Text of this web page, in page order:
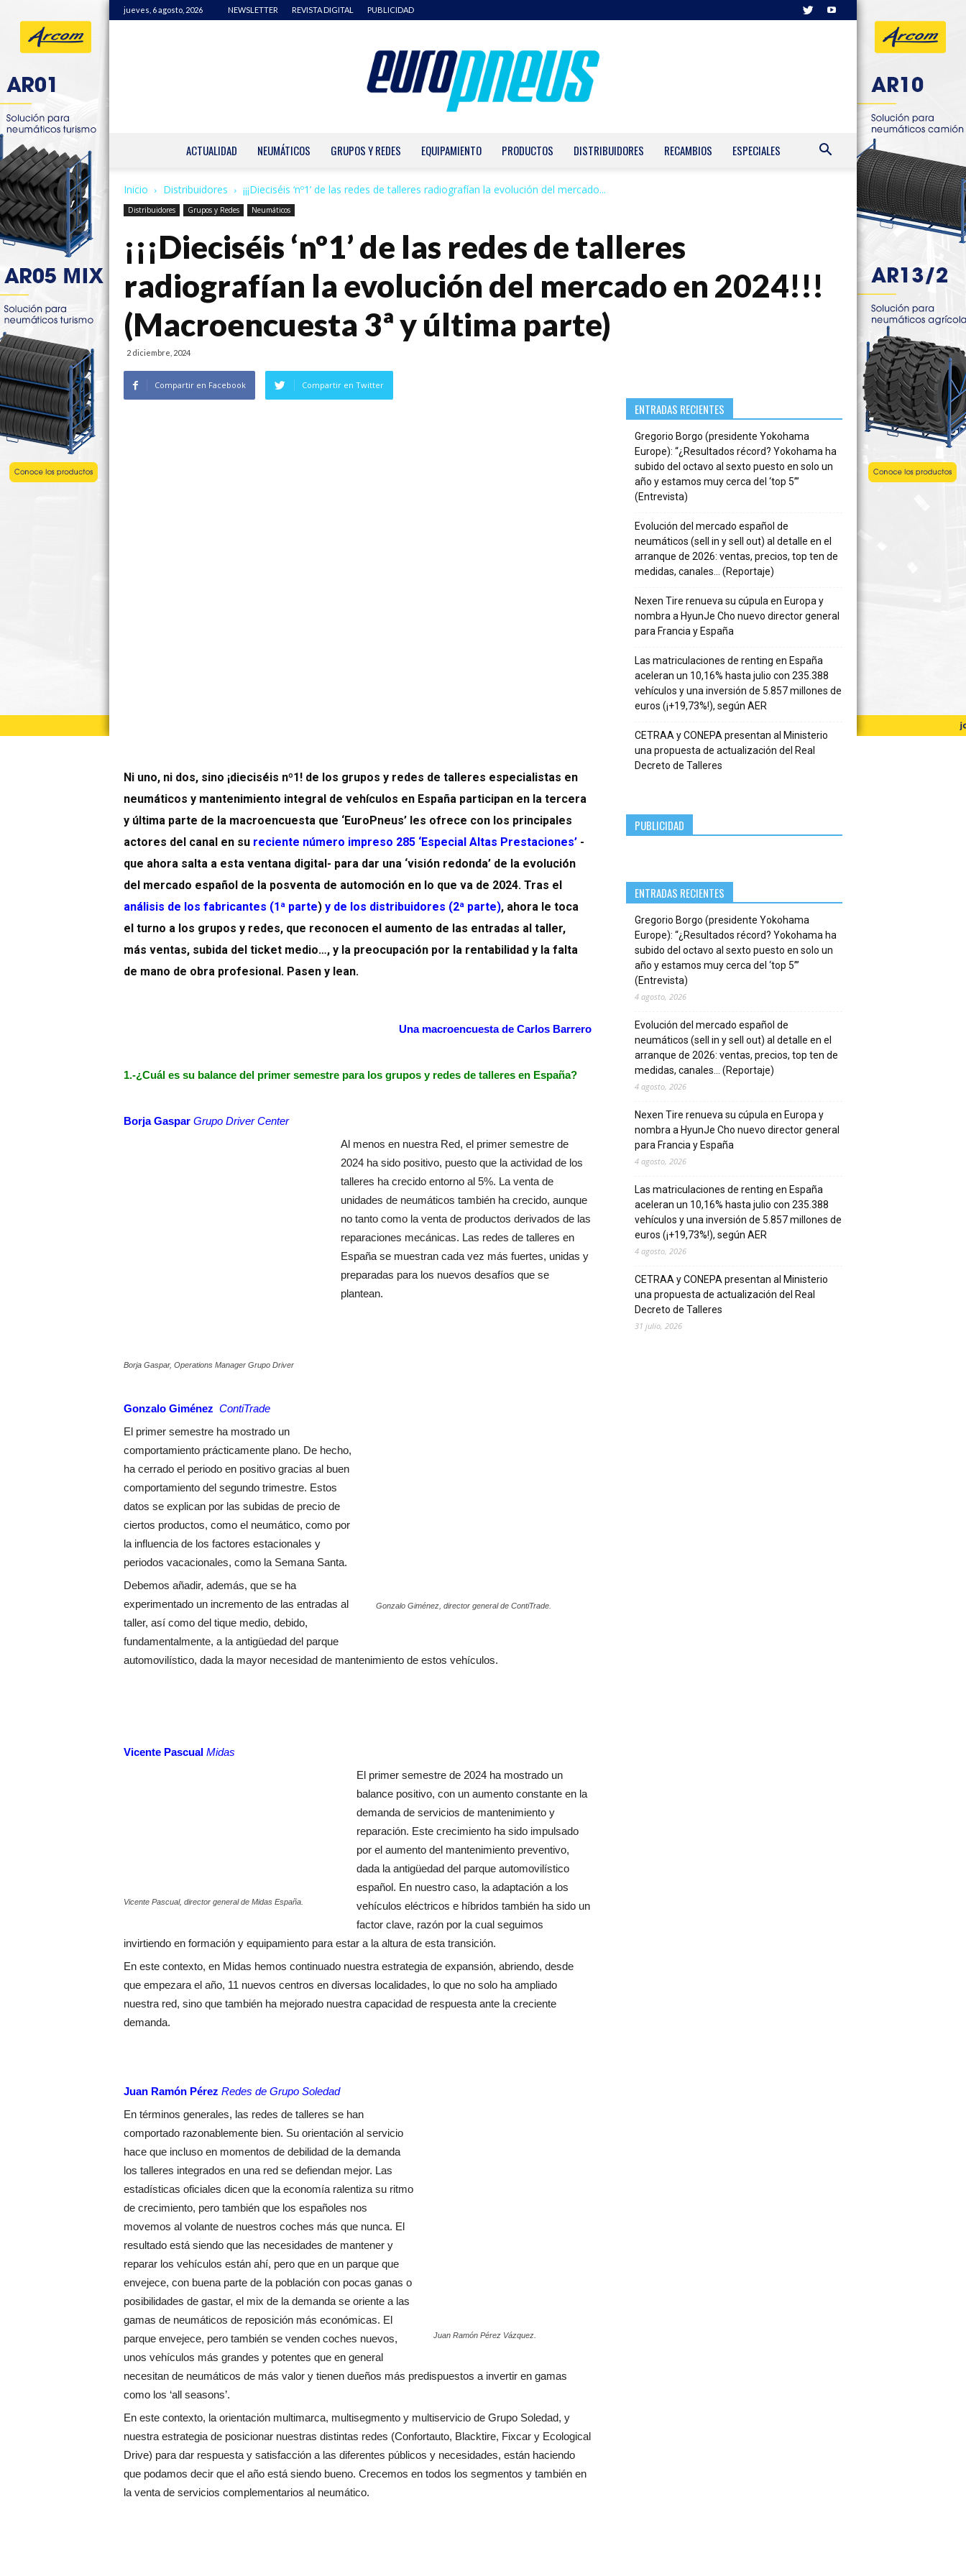
jueves, 6 agosto, 2026 NEWSLETTER REVISTA DIGITAL PUBLICIDAD
ACTUALIDAD NEUMÁTICOS GRUPOS Y REDES EQUIPAMIENTO PRODUCTOS DISTRIBUIDORES RECAMBIOS ESPECIALES
Inicio Distribuidores ¡¡¡Dieciséis ‘nº1’ de las redes de talleres radiografían la evolución del mercado...
Distribuidores Grupos y Redes Neumáticos
¡¡¡Dieciséis ‘nº1’ de las redes de talleres
radiografían la evolución del mercado en 2024!!!
(Macroencuesta 3ª y última parte)
2 diciembre, 2024
Compartir en Facebook Compartir en Twitter
Ni uno, ni dos, sino ¡dieciséis nº1! de los grupos y redes de talleres especialistas en
neumáticos y mantenimiento integral de vehículos en España participan en la tercera
y última parte de la macroencuesta que ‘EuroPneus’ les ofrece con los principales
actores del canal en su reciente número impreso 285 ‘Especial Altas Prestaciones’ -
que ahora salta a esta ventana digital- para dar una ‘visión redonda’ de la evolución
del mercado español de la posventa de automoción en lo que va de 2024. Tras el
análisis de los fabricantes (1ª parte) y de los distribuidores (2ª parte), ahora le toca
el turno a los grupos y redes, que reconocen el aumento de las entradas al taller,
más ventas, subida del ticket medio…, y la preocupación por la rentabilidad y la falta
de mano de obra profesional. Pasen y lean.
Una macroencuesta de Carlos Barrero
1.-¿Cuál es su balance del primer semestre para los grupos y redes de talleres en España?
Borja Gaspar Grupo Driver Center
Borja Gaspar, Operations Manager Grupo Driver
Al menos en nuestra Red, el primer semestre de
2024 ha sido positivo, puesto que la actividad de los
talleres ha crecido entorno al 5%. La venta de
unidades de neumáticos también ha crecido, aunque
no tanto como la venta de productos derivados de las
reparaciones mecánicas. Las redes de talleres en
España se muestran cada vez más fuertes, unidas y
preparadas para los nuevos desafíos que se
plantean.
Gonzalo Giménez ContiTrade
Gonzalo Giménez, director general de ContiTrade.
El primer semestre ha mostrado un
comportamiento prácticamente plano. De hecho,
ha cerrado el periodo en positivo gracias al buen
comportamiento del segundo trimestre. Estos
datos se explican por las subidas de precio de
ciertos productos, como el neumático, como por
la influencia de los factores estacionales y
periodos vacacionales, como la Semana Santa.
Debemos añadir, además, que se ha
experimentado un incremento de las entradas al
taller, así como del tique medio, debido,
fundamentalmente, a la antigüedad del parque
automovilístico, dada la mayor necesidad de mantenimiento de estos vehículos.
Vicente Pascual Midas
Vicente Pascual, director general de Midas España.
El primer semestre de 2024 ha mostrado un
balance positivo, con un aumento constante en la
demanda de servicios de mantenimiento y
reparación. Este crecimiento ha sido impulsado
por el aumento del mantenimiento preventivo,
dada la antigüedad del parque automovilístico
español. En nuestro caso, la adaptación a los
vehículos eléctricos e híbridos también ha sido un
factor clave, razón por la cual seguimos
invirtiendo en formación y equipamiento para estar a la altura de esta transición.
En este contexto, en Midas hemos continuado nuestra estrategia de expansión, abriendo, desde
que empezara el año, 11 nuevos centros en diversas localidades, lo que no solo ha ampliado
nuestra red, sino que también ha mejorado nuestra capacidad de respuesta ante la creciente
demanda.
Juan Ramón Pérez Redes de Grupo Soledad
Juan Ramón Pérez Vázquez.
En términos generales, las redes de talleres se han
comportado razonablemente bien. Su orientación al servicio
hace que incluso en momentos de debilidad de la demanda
los talleres integrados en una red se defiendan mejor. Las
estadísticas oficiales dicen que la economía ralentiza su ritmo
de crecimiento, pero también que los españoles nos
movemos al volante de nuestros coches más que nunca. El
resultado está siendo que las necesidades de mantener y
reparar los vehículos están ahí, pero que en un parque que
envejece, con buena parte de la población con pocas ganas o
posibilidades de gastar, el mix de la demanda se oriente a las
gamas de neumáticos de reposición más económicas. El
parque envejece, pero también se venden coches nuevos,
unos vehículos más grandes y potentes que en general
necesitan de neumáticos de más valor y tienen dueños más predispuestos a invertir en gamas
como los ‘all seasons’.
En este contexto, la orientación multimarca, multisegmento y multiservicio de Grupo Soledad, y
nuestra estrategia de posicionar nuestras distintas redes (Confortauto, Blacktire, Fixcar y Ecological
Drive) para dar respuesta y satisfacción a las diferentes públicos y necesidades, están haciendo
que podamos decir que el año está siendo bueno. Crecemos en todos los segmentos y también en
la venta de servicios complementarios al neumático.
ENTRADAS RECIENTES
Gregorio Borgo (presidente Yokohama
Europe): “¿Resultados récord? Yokohama ha
subido del octavo al sexto puesto en solo un
año y estamos muy cerca del ‘top 5’”
(Entrevista)
Evolución del mercado español de
neumáticos (sell in y sell out) al detalle en el
arranque de 2026: ventas, precios, top ten de
medidas, canales… (Reportaje)
Nexen Tire renueva su cúpula en Europa y
nombra a HyunJe Cho nuevo director general
para Francia y España
Las matriculaciones de renting en España
aceleran un 10,16% hasta julio con 235.388
vehículos y una inversión de 5.857 millones de
euros (¡+19,73%!), según AER
CETRAA y CONEPA presentan al Ministerio
una propuesta de actualización del Real
Decreto de Talleres
PUBLICIDAD
ENTRADAS RECIENTES
Gregorio Borgo (presidente Yokohama
Europe): “¿Resultados récord? Yokohama ha
subido del octavo al sexto puesto en solo un
año y estamos muy cerca del ‘top 5’”
(Entrevista)
4 agosto, 2026
Evolución del mercado español de
neumáticos (sell in y sell out) al detalle en el
arranque de 2026: ventas, precios, top ten de
medidas, canales… (Reportaje)
4 agosto, 2026
Nexen Tire renueva su cúpula en Europa y
nombra a HyunJe Cho nuevo director general
para Francia y España
4 agosto, 2026
Las matriculaciones de renting en España
aceleran un 10,16% hasta julio con 235.388
vehículos y una inversión de 5.857 millones de
euros (¡+19,73%!), según AER
4 agosto, 2026
CETRAA y CONEPA presentan al Ministerio
una propuesta de actualización del Real
Decreto de Talleres
31 julio, 2026